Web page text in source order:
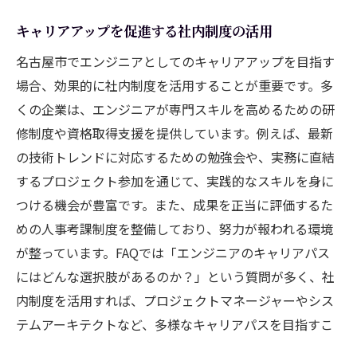
キャリアアップを促進する社内制度の活用
名古屋市でエンジニアとしてのキャリアアップを目指す
場合、効果的に社内制度を活用することが重要です。多
くの企業は、エンジニアが専門スキルを高めるための研
修制度や資格取得支援を提供しています。例えば、最新
の技術トレンドに対応するための勉強会や、実務に直結
するプロジェクト参加を通じて、実践的なスキルを身に
つける機会が豊富です。また、成果を正当に評価するた
めの人事考課制度を整備しており、努力が報われる環境
が整っています。FAQでは「エンジニアのキャリアパス
にはどんな選択肢があるのか？」という質問が多く、社
内制度を活用すれば、プロジェクトマネージャーやシス
テムアーキテクトなど、多様なキャリアパスを目指すこ